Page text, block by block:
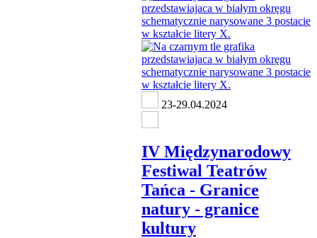
23-29.04.2024
IV Międzynarodowy
Festiwal Teatrów
Tańca - Granice
natury - granice
kultury